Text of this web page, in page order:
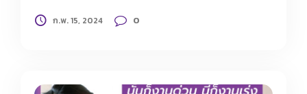
ก.พ. 15, 2024 0